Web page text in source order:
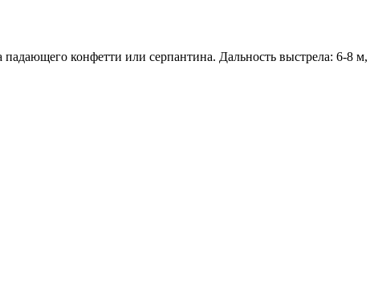
конфетти или серпантина. Дальность выстрела: 6-8